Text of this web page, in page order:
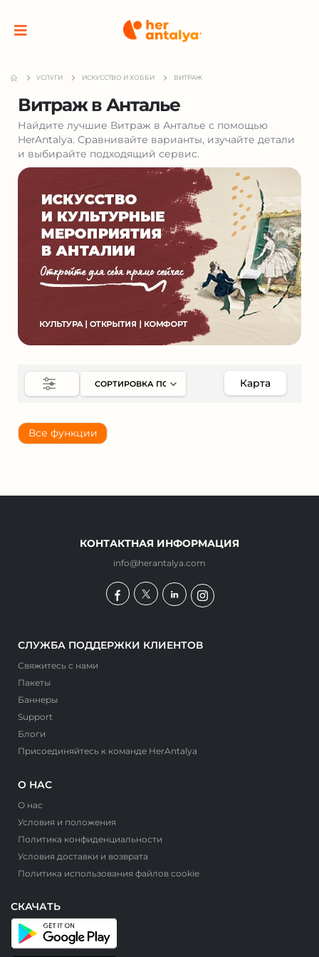
УСЛУГИ ИСКУССТВО И ХОББИ ВИТРАЖ
Витраж в Анталье
Найдите лучшие Витраж в Анталье с помощью
HerAntalya. Сравнивайте варианты, изучайте детали
и выбирайте подходящий сервис.
Карта
Все функции
КОНТАКТНАЯ ИНФОРМАЦИЯ
info@herantalya.com
СЛУЖБА ПОДДЕРЖКИ КЛИЕНТОВ
Свяжитесь с нами
Пакеты
Баннеры
Support
Блоги
Присоединяйтесь к команде HerAntalya
О НАС
О нас
Условия и положения
Политика конфиденциальности
Условия доставки и возврата
Политика использования файлов cookie
СКАЧАТЬ